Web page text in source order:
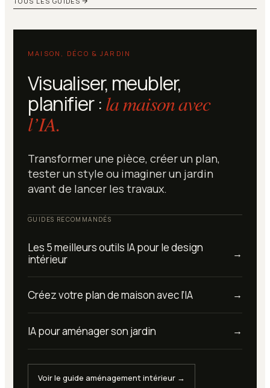
MAISON, DÉCO & JARDIN
Visualiser, meubler,
planifier :la maison avec
l’IA.
Transformer une pièce, créer un plan,
tester un style ou imaginer un jardin
avant de lancer les travaux.
GUIDES RECOMMANDÉS
Les 5 meilleurs outils IA pour le design
intérieur
→
Créez votre plan de maison avec l’IA →
IA pour aménager son jardin →
Voir le guide aménagement intérieur →